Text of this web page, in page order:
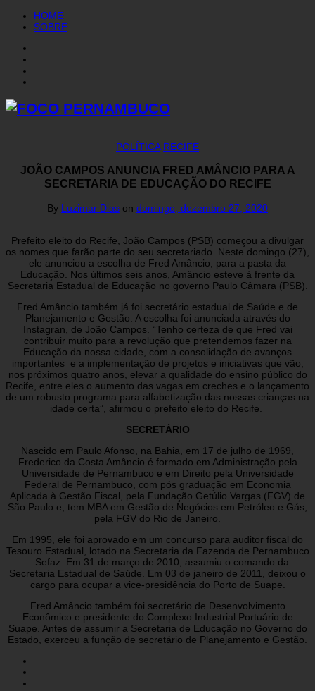
HOME
SOBRE
POLÍTICA RECIFE
JOÃO CAMPOS ANUNCIA FRED AMÂNCIO PARA A
SECRETARIA DE EDUCAÇÃO DO RECIFE
By Luzimar Dias on domingo, dezembro 27, 2020
Prefeito eleito do Recife, João Campos (PSB) começou a divulgar
os nomes que farão parte do seu secretariado. Neste domingo (27),
ele anunciou a escolha de Fred Amâncio, para a pasta da
Educação. Nos últimos seis anos, Amâncio esteve à frente da
Secretaria Estadual de Educação no governo Paulo Câmara (PSB).
Fred Amâncio também já foi secretário estadual de Saúde e de
Planejamento e Gestão. A escolha foi anunciada através do
Instagran, de João Campos. “Tenho certeza de que Fred vai
contribuir muito para a revolução que pretendemos fazer na
Educação da nossa cidade, com a consolidação de avanços
importantes e a implementação de projetos e iniciativas que vão,
nos próximos quatro anos, elevar a qualidade do ensino público do
Recife, entre eles o aumento das vagas em creches e o lançamento
de um robusto programa para alfabetização das nossas crianças na
idade certa”, afirmou o prefeito eleito do Recife.
SECRETÁRIO
Nascido em Paulo Afonso, na Bahia, em 17 de julho de 1969,
Frederico da Costa Amâncio é formado em Administração pela
Universidade de Pernambuco e em Direito pela Universidade
Federal de Pernambuco, com pós graduação em Economia
Aplicada à Gestão Fiscal, pela Fundação Getúlio Vargas (FGV) de
São Paulo e, tem MBA em Gestão de Negócios em Petróleo e Gás,
pela FGV do Rio de Janeiro.
Em 1995, ele foi aprovado em um concurso para auditor fiscal do
Tesouro Estadual, lotado na Secretaria da Fazenda de Pernambuco
– Sefaz. Em 31 de março de 2010, assumiu o comando da
Secretaria Estadual de Saúde. Em 03 de janeiro de 2011, deixou o
cargo para ocupar a vice-presidência do Porto de Suape.
Fred Amâncio também foi secretário de Desenvolvimento
Econômico e presidente do Complexo Industrial Portuário de
Suape. Antes de assumir a Secretaria de Educação no Governo do
Estado, exerceu a função de secretário de Planejamento e Gestão.